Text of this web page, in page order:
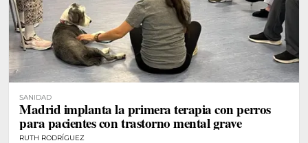
SANIDAD
Madrid implanta la primera terapia con perros
para pacientes con trastorno mental grave
RUTH RODRÍGUEZ